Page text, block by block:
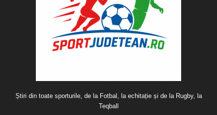
Știri din toate sporturile, de la Fotbal, la echitație și de la Rugby, la
Teqball